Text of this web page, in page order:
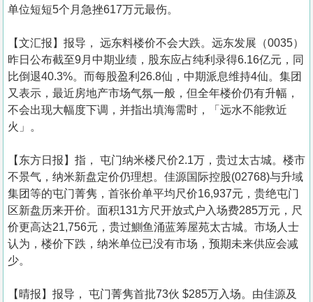
单位短短5个月急挫617万元最伤。
【文汇报】报导， 远东料楼价不会大跌。远东发展（0035）
昨日公布截至9月中期业绩，股东应占纯利录得6.16亿元，同
比倒退40.3%。而每股盈利26.8仙，中期派息维持4仙。集团
又表示，最近房地产市场气氛一般，但全年楼价仍有升幅，
不会出现大幅度下调，并指出填海需时，「远水不能救近
火」。
【东方日报】指， 屯门纳米楼尺价2.1万，贵过太古城。楼市
不景气，纳米新盘定价仍理想。佳源国际控股(02768)与升域
集团等的屯门菁隽，首张价单平均尺价16,937元，贵绝屯门
区新盘历来开价。面积131方尺开放式户入场费285万元，尺
价更高达21,756元，贵过鰂鱼涌蓝筹屋苑太古城。市场人士
认为，楼价下跌，纳米单位已没有市场，预期未来供应会减
少。
【晴报】报导， 屯门菁隽首批73伙 $285万入场。由佳源及